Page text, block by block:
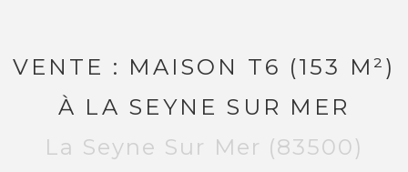
VENTE : MAISON T6 (153 M²)
À LA SEYNE SUR MER
La Seyne Sur Mer (83500)